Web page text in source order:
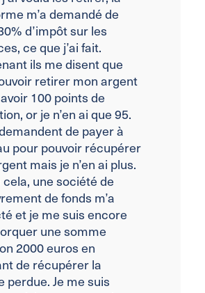
m’a demandé de
d’impôt sur les
ce que j’ai fait.
ils me disent que
retirer mon argent
100 points de
or je n’en ai que 95.
de payer à
pour pouvoir récupérer
mais je n’en ai plus.
cela, une société de
de fonds m’a
et je me suis encore
une somme
2000 euros en
de récupérer la
perdue. Je me suis